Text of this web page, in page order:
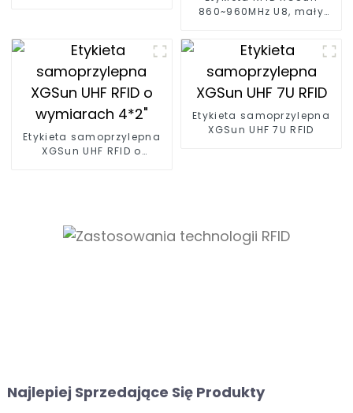
860~960MHz U8, mały
Etykieta samoprzylepna
XGSun UHF RFID o
Etykieta samoprzylepna
XGSun UHF 7U RFID
Najlepiej Sprzedające Się Produkty